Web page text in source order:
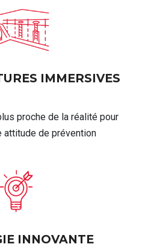
IMMERSIVES
proche de la réalité pour
attitude de prévention
INNOVANTE